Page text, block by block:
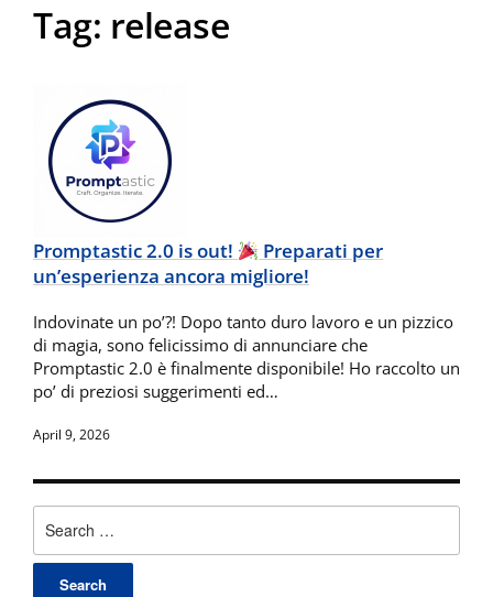
for:
Tag: release
Promptastic 2.0 is out!
Preparati per
un’esperienza ancora migliore!
Indovinate un po’?! Dopo tanto duro lavoro e un pizzico
di magia, sono felicissimo di annunciare che
Promptastic 2.0 è finalmente disponibile! Ho raccolto un
po’ di preziosi suggerimenti ed…
April 9, 2026